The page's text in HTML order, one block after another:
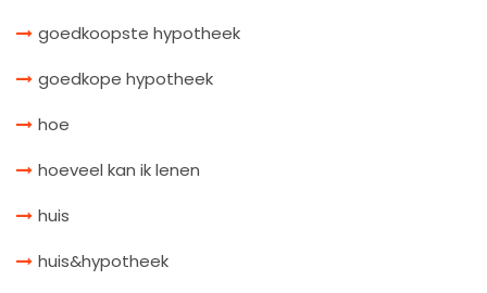
goedkoopste hypotheek
goedkope hypotheek
hoe
hoeveel kan ik lenen
huis
huis&hypotheek